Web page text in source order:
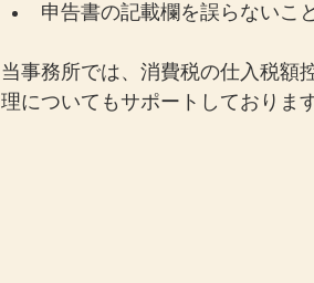
申告書の記載欄を誤らないこ
当事務所では、消費税の仕入税額
理についてもサポートしておりま